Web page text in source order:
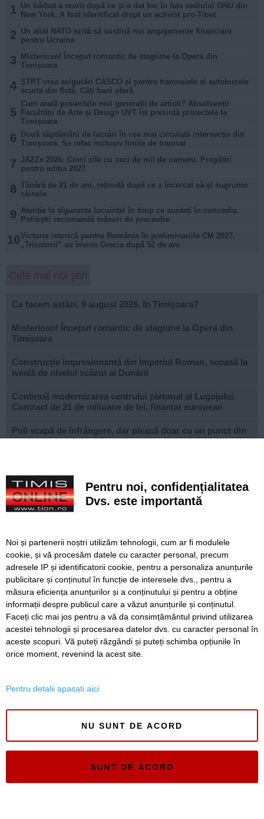
1
Un bărbat a murit după ce și-a dat foc în fața sediului ONU din
New York. A fost identificat drept un activist pro-Tibet
2
Un aliat NATO ezită să susțină noi angajamente financiare
pentru Ucraina
3
Misterioso! Început romantic de stagiune la Opera din
Timișoara
4 STPT vrea asigurări CASCO și pentru tramvaiele și autobuzele
scurte din flotă. Câți bani oferă
5
Cum arată proiectele noii generații de artiști? Absolvenții
Facultății de Arte și Design UVT își prezintă proiectele la
Timișoara
6
Două săptămâni de lucrări în cea mai circulată intersecție din
Timișoara. Se refac inclusiv liniile de tramvai
7 JAZZx 2026: Cinci zile cu zeci de mii de oameni. Pregătiri
pentru ediția 2027
8 Tânără de 21 de ani, reținută după ce a încercat să-și sugrume
câinele
9 Atenție la siguranța locuinței în timp ce sunteți în concediu.
Polițiștii recomandă măsuri de precauție
10Victorie istorică pentru România în preliminariile CM 2027.
„Tricolorii” au învins Grecia după 52 de ani
Cele mai noi știri
Ce facem astăzi, 9 august 2026, în Timișoara?
Misterioso! Început romantic de stagiune la Opera din
Timișoara
Construcție impresionantă din Imperiul Roman, scoasă la
iveală de nivelul scăzut al Dunării
Continuă modernizarea centrului pietonal al Lugojului.
Contract de 21 de milioane de lei, finanțat european
Poli scapă de înfrângere, dar pleacă doar cu un punct din
deplasarea cu Șelimbăr
privat inițiativei Primăriei Timișoara
„Recidivă” la baza sportivă din Dacia. Primăria a ridicat
niște echipamente amplasate ilegal
Ce facem astăzi, 8 august 2026, în Timișoara?
Cum arată televizorul care schimbă serile de acasă, fără
complicații
SERVICII Redactia
Folosinta Cookie-urilor
Timiș Online
Pentru noi, confidențialitatea
Dvs. este importantă
Noi și partenerii noștri utilizăm tehnologii, cum ar fi modulele
cookie, și vă procesăm datele cu caracter personal, precum
adresele IP și identificatorii cookie, pentru a personaliza anunțurile
publicitare și conținutul în funcție de interesele dvs., pentru a
măsura eficiența anunțurilor și a conținutului și pentru a obține
informații despre publicul care a văzut anunțurile și conținutul.
Faceți clic mai jos pentru a vă da consimțământul privind utilizarea
acestei tehnologii și procesarea datelor dvs. cu caracter personal în
aceste scopuri. Vă puteți răzgândi și puteți schimba opțiunile în
orice moment, revenind la acest site.
Pentru detalii apasati aici
NU SUNT DE ACORD
SUNT DE ACORD